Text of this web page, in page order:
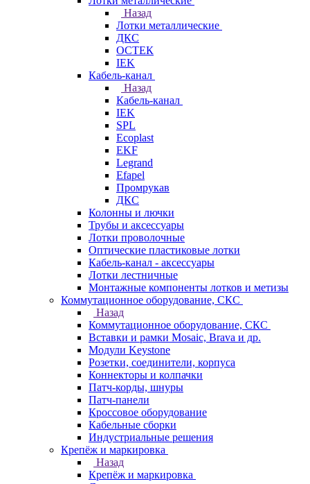
Назад
Лотки металлические
ДКС
ОСТЕК
IEK
Кабель-канал
Назад
Кабель-канал
IEK
SPL
Ecoplast
EKF
Legrand
Efapel
Промрукав
ДКС
Колонны и лючки
Трубы и аксессуары
Лотки проволочные
Оптические пластиковые лотки
Кабель-канал - аксессуары
Лотки лестничные
Монтажные компоненты лотков и метизы
Коммутационное оборудование, СКС
Назад
Коммутационное оборудование, СКС
Вставки и рамки Mosaic, Brava и др.
Модули Keystone
Розетки, соединители, корпуса
Коннекторы и колпачки
Патч-корды, шнуры
Патч-панели
Кроссовое оборудование
Кабельные сборки
Индустриальные решения
Крепёж и маркировка
Назад
Крепёж и маркировка